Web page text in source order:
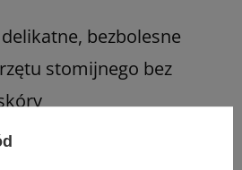
bezbolesne
stomijnego bez
pozostałości przylepca